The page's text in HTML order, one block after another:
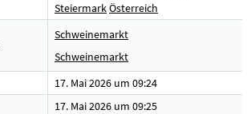
SteiermarkÖsterreich
Schweinemarkt
Schweinemarkt
17. Mai 2026 um 09:24
17. Mai 2026 um 09:25